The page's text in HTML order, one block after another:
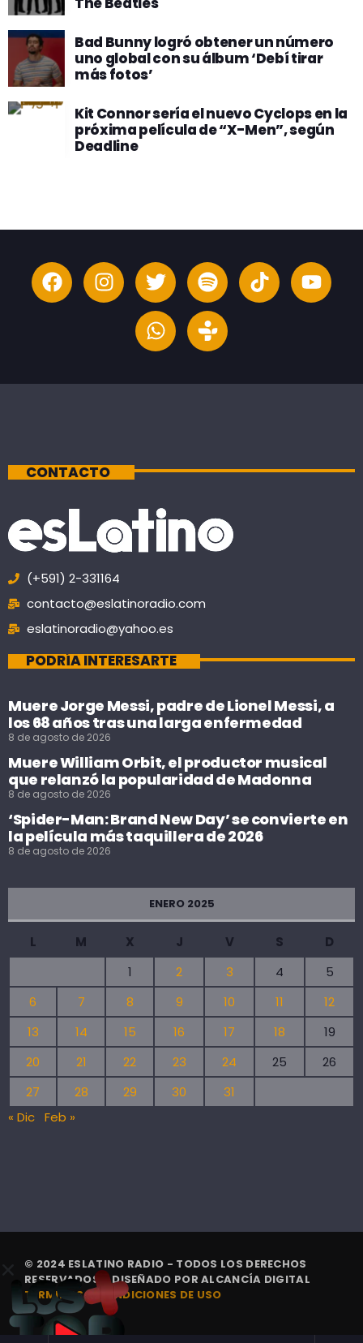
Bad Bunny logró obtener un número
uno global con su álbum ‘Debí tirar
más fotos’
Kit Connor sería el nuevo Cyclops en la
próxima película de “X-Men”, según
Deadline
CONTACTO
(+591) 2-331164
contacto@eslatinoradio.com
eslatinoradio@yahoo.es
PODRÍA INTERESARTE
Muere Jorge Messi, padre de Lionel Messi, a
los 68 años tras una larga enfermedad
8 de agosto de 2026
Muere William Orbit, el productor musical
que relanzó la popularidad de Madonna
8 de agosto de 2026
‘Spider-Man: Brand New Day’ se convierte en
la película más taquillera de 2026
8 de agosto de 2026
ENERO 2025
L M X J V S
D
1
2 3 4
5
6
7 8 9 10 11
12
13
14 15 16 17 18
19
20
21 22 23 24 25
26
27
28 29 30
31
« Dic Feb »
© 2024 ESLATINO RADIO - TODOS LOS DERECHOS
RESERVADOS. | DISEÑADO PORALCANCÍA DIGITAL
TÉRMINOS Y CONDICIONES DE USO